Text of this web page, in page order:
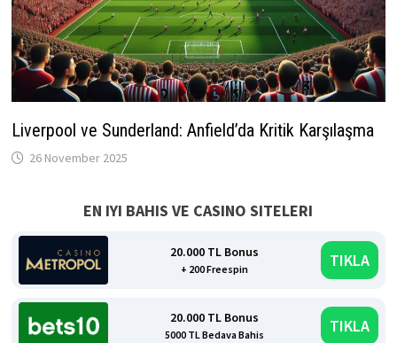
Liverpool ve Sunderland: Anfield’da Kritik Karşılaşma
26 November 2025
EN IYI BAHIS VE CASINO SITELERI
20.000 TL Bonus
+ 200 Freespin TIKLA
20.000 TL Bonus
5000 TL Bedava Bahis TIKLA